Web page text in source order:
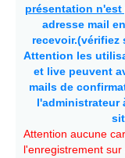
présentation n'est
adresse mail
recevoir.(vérifiez
Attention les
et live peuvent
mails de
l'administrateur
Attention aucune
l'enregistrement